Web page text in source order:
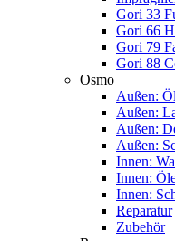
Gori 33
Gori 66
Gori 79
Gori 88
Osmo
Außen:
Außen:
Außen:
Außen:
Innen:
Innen:
Innen:
Reparatur
Zubehör